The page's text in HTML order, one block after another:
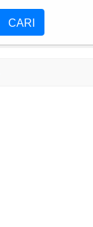
CARI